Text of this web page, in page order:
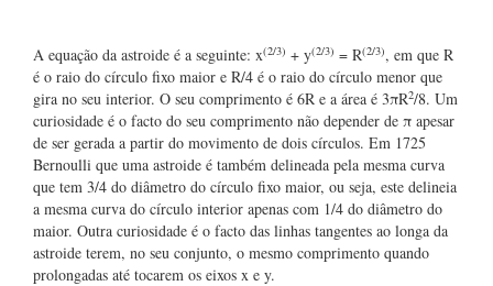
A equação da astroide é a seguinte: x(2/3) + y(2/3) = R(2/3), em que R
é o raio do círculo fixo maior e R/4 é o raio do círculo menor que
gira no seu interior. O seu comprimento é 6R e a área é 3πR2/8. Um
curiosidade é o facto do seu comprimento não depender de π apesar
de ser gerada a partir do movimento de dois círculos. Em 1725
Bernoulli que uma astroide é também delineada pela mesma curva
que tem 3/4 do diâmetro do círculo fixo maior, ou seja, este delineia
a mesma curva do círculo interior apenas com 1/4 do diâmetro do
maior. Outra curiosidade é o facto das linhas tangentes ao longa da
astroide terem, no seu conjunto, o mesmo comprimento quando
prolongadas até tocarem os eixos x e y.